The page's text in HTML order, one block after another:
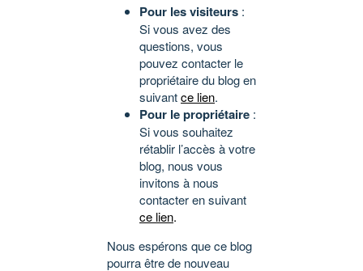
Pour les visiteurs :
Si vous avez des
questions, vous
pouvez contacter le
propriétaire du blog en
suivantce lien.
Pour le propriétaire :
Si vous souhaitez
rétablir l’accès à votre
blog, nous vous
invitons à nous
contacter en suivant
ce lien.
Nous espérons que ce blog
pourra être de nouveau